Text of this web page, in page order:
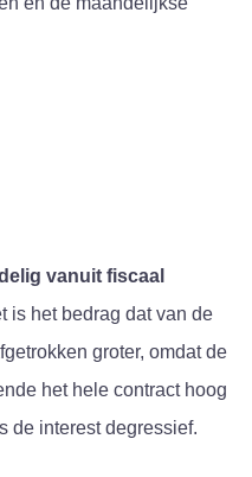
vanuit fiscaal
is het bedrag dat van de
groter, omdat de
het hele contract hoog
de interest degressief.